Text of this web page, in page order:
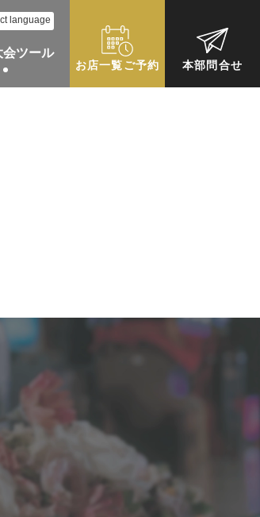
language
会ツール
お店一覧ご予約 本部問合せ